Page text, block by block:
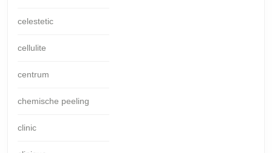
celestetic
cellulite
centrum
chemische peeling
clinic